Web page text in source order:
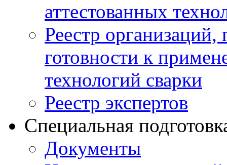
аттестованных
Реестр
готовности к
технологий сварки
Реестр экспертов
Специальная
Документы